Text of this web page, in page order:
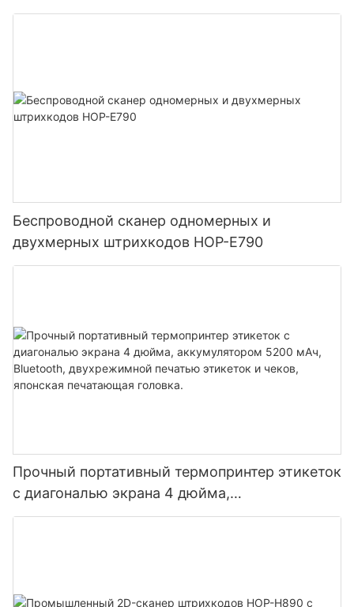
временем автономной работы и
Беспроводной сканер одномерных и
двухмерных штрихкодов HOP-E790
Прочный портативный термопринтер этикеток
с диагональю экрана 4 дюйма,
аккумулятором 5200 мАч, Bluetooth,